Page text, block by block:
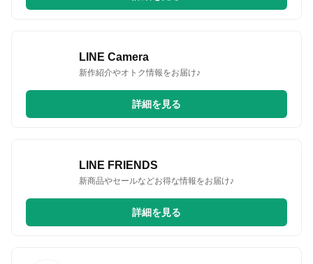
LINE Camera
新作紹介やオトク情報をお届け♪
詳細を見る
LINE FRIENDS
新商品やセールなどお得な情報をお届け♪
詳細を見る